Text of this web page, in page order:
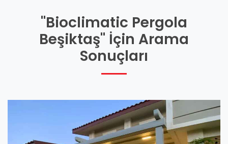
"Bioclimatic Pergola
Beşiktaş" İçin Arama
Sonuçları